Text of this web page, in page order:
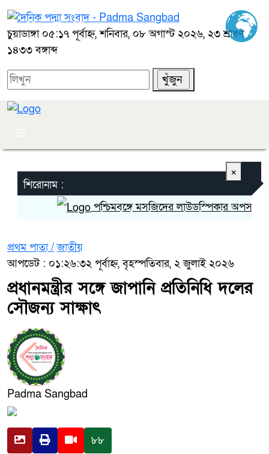
চুয়াডাঙ্গা ০৫:১৭ পূর্বাহ্ন, শনিবার, ০৮ অগাস্ট ২০২৬, ২৩ শ্রাবণ
১৪৩৩ বঙ্গাব্দ
শিরোনাম :
পশ্চিমবঙ্গে মসজিদের লাউডস্পিকার অপসারণে
×
প্রথম পাতা / জাতীয়
প্রধানমন্ত্রীর সঙ্গে জাপানি প্রতিনিধি দলের
সৌজন্য সাক্ষাৎ
Padma Sangbad
৮৮
আপডেট : ০১:২৬:৩২ পূর্বাহ্ন, বৃহস্পতিবার, ২ জুলাই ২০২৬